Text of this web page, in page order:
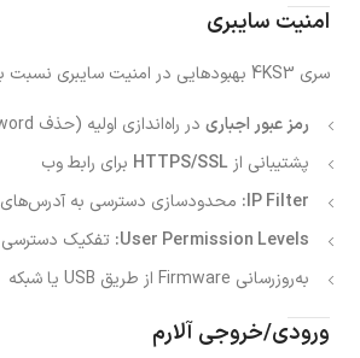
امنیت سایبری
سری 4KS3 بهبودهایی در امنیت سایبری نسبت به نسل‌های قبل دارد:
رمز عبور اجباری در راه‌اندازی اولیه (حذف Default Password)
پشتیبانی ازHTTPS/SSL برای رابط وب
IP Filter: محدودسازی دسترسی به آدرس‌های IP مشخص
User Permission Levels: تفکیک دسترسی Admin/User/Guest
به‌روزرسانی Firmware از طریق USB یا شبکه
ورودی/خروجی آلارم